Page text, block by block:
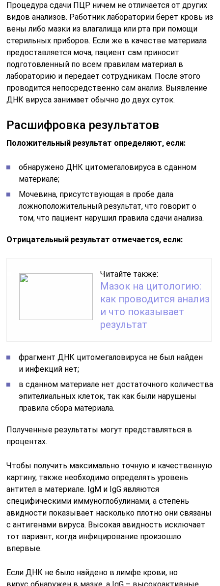
Процедура сдачи ПЦР ничем не отличается от других
видов анализов. Работник лаборатории берет кровь из
вены либо мазки из влагалища или рта при помощи
стерильных приборов. Если же в качестве материала
предоставляется моча, пациент сам приносит
подготовленный по всем правилам материал в
лабораторию и передает сотрудникам. После этого
проводится непосредственно сам анализ. Выявление
ДНК вируса занимает обычно до двух суток.
Расшифровка результатов
Положительный результат определяют, если:
обнаружено ДНК цитомегаловируса в сданном
материале;
Мочевина, присутствующая в пробе дала
ложноположительный результат, что говорит о
том, что пациент нарушил правила сдачи анализа.
Отрицательный результат отмечается, если:
Читайте также:
Мазок на цитологию:
как проводится анализ
и что показывает
результат
фрагмент ДНК цитомегаловируса не был найден
и инфекций нет;
в сданном материале нет достаточного количества
эпителиальных клеток, так как были нарушены
правила сбора материала.
Полученные результаты могут представляться в
процентах.
Чтобы получить максимально точную и качественную
картину, также необходимо определять уровень
антител в материале. IgM и IgG являются
специфическими иммуноглобулинами, а степень
авидности показывает насколько плотно они связаны
с антигенами вируса. Высокая авидность исключает
тот вариант, когда инфицирование произошло
впервые.
Если ДНК не было найдено в лимфе крови, но